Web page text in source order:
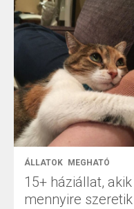
ÁLLATOK MEGHATÓ
15+ háziállat,
mennyire